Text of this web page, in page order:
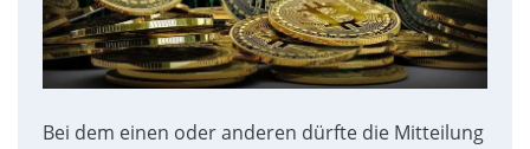
Bei dem einen oder anderen dürfte die Mitteilung